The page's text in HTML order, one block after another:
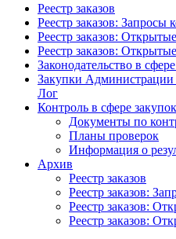
Реестр заказов
Реестр заказов: Запросы
Реестр заказов:
Реестр заказов:
Законодательство в
Закупки
Лог
Контроль в сфере закупок
Документы по
Планы проверок
Информация о
Архив
Реестр заказов
Реестр заказов:
Реестр заказов:
Реестр заказов: